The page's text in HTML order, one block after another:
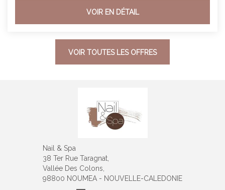
VOIR EN DÉTAIL
VOIR TOUTES LES OFFRES
Nail & Spa
38 Ter Rue Taragnat,
Vallée Des Colons,
98800 NOUMEA - NOUVELLE-CALEDONIE